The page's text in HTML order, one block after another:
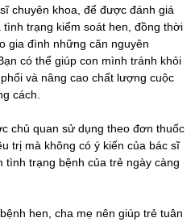
chuyên khoa, để được đánh giá
trạng kiểm soát hen, đồng thời
gia đình những căn nguyên
có thể giúp con mình tránh khỏi
và nâng cao chất lượng cuộc
cách.
chủ quan sử dụng theo đơn thuốc
trị mà không có ý kiến của bác sĩ
tình trạng bệnh của trẻ ngày càng
hen, cha mẹ nên giúp trẻ tuân